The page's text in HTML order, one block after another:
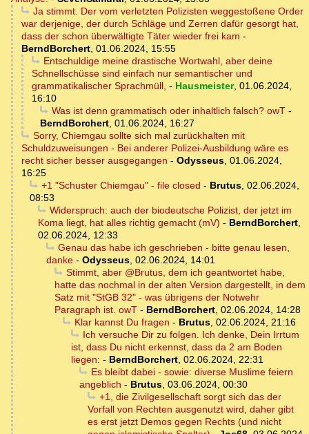
Ja stimmt. Der vom verletzten Polizisten weggestoßene Order
war derjenige, der durch Schläge und Zerren dafür gesorgt hat,
dass der schon überwältigte Täter wieder frei kam -
BerndBorchert, 01.06.2024, 15:55
Entschuldige meine drastische Wortwahl, aber deine
Schnellschüsse sind einfach nur semantischer und
grammatikalischer Sprachmüll, - Hausmeister, 01.06.2024,
16:10
Was ist denn grammatisch oder inhaltlich falsch? owT-
BerndBorchert, 01.06.2024, 16:27
Sorry, Chiemgau sollte sich mal zurückhalten mit
Schuldzuweisungen - Bei anderer Polizei-Ausbildung wäre es
recht sicher besser ausgegangen - Odysseus, 01.06.2024,
16:25
+1 "Schuster Chiemgau" - file closed - Brutus, 02.06.2024,
08:53
Widerspruch: auch der biodeutsche Polizist, der jetzt im
Koma liegt, hat alles richtig gemacht (mV) - BerndBorchert,
02.06.2024, 12:33
Genau das habe ich geschrieben - bitte genau lesen,
danke - Odysseus, 02.06.2024, 14:01
Stimmt, aber @Brutus, dem ich geantwortet habe,
hatte das nochmal in der alten Version dargestellt, in dem
Satz mit "StGB 32" - was übrigens der Notwehr
Paragraph ist. owT - BerndBorchert, 02.06.2024, 14:28
Klar kannst Du fragen - Brutus, 02.06.2024, 21:16
Ich versuche Dir zu folgen. Ich denke, Dein Irrtum
ist, dass Du nicht erkennst, dass da 2 am Boden
liegen: - BerndBorchert, 02.06.2024, 22:31
Es bleibt dabei - sowie: diverse Muslime feiern
angeblich - Brutus, 03.06.2024, 00:30
+1, die Zivilgesellschaft sorgt sich das der
Vorfall von Rechten ausgenutzt wird, daher gibt
es erst jetzt Demos gegen Rechts (und nicht